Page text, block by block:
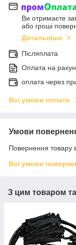
Ви отримаєте
або гроші
Детальніше
Післяплата
Оплата на
оплата через
Всі умови оплати
Умови
Повернення товару
Всі умови
З цим товаром